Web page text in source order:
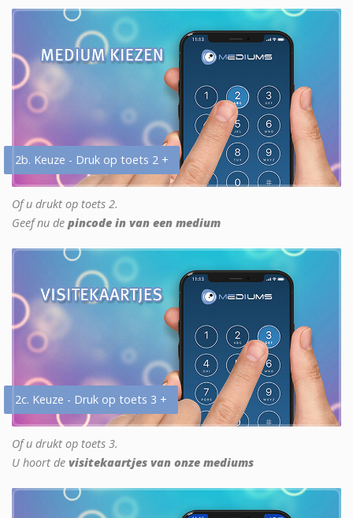
2b. Keuze - Druk op toets 2 +
Of u drukt op toets 2.
Geef nu de pincode in van een medium
2c. Keuze - Druk op toets 3 +
Of u drukt op toets 3.
U hoort de visitekaartjes van onze mediums